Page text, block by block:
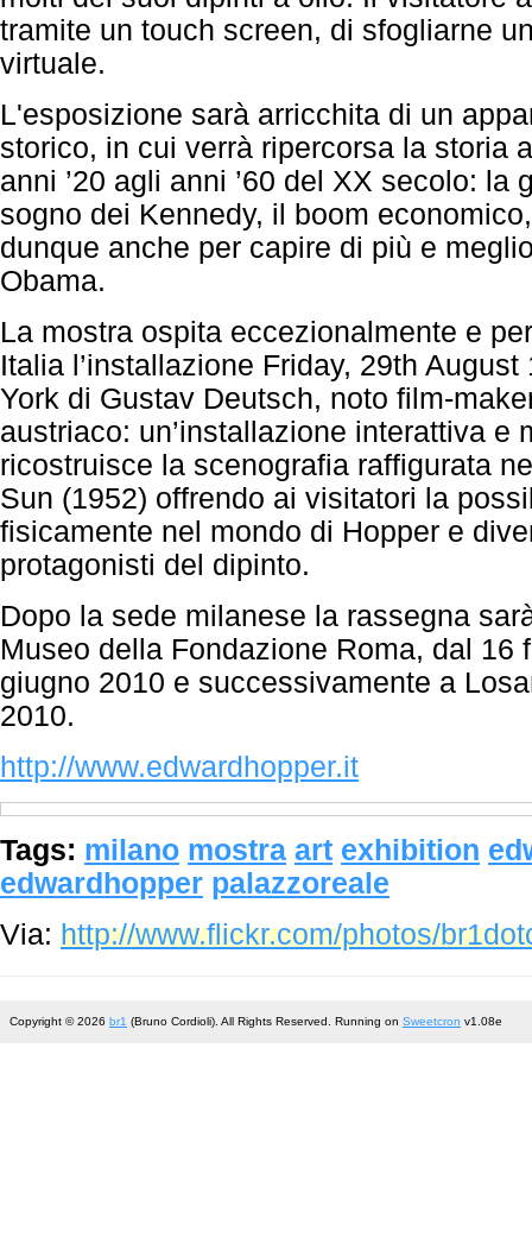
tramite un touch screen, di sfogliarne
virtuale.
L'esposizione sarà arricchita di un
storico, in cui verrà ripercorsa la storia
anni ’20 agli anni ’60 del XX secolo: la
sogno dei Kennedy, il boom
dunque anche per capire di più e
Obama.
La mostra ospita eccezionalmente e
Italia l’installazione Friday, 29th
York di Gustav Deutsch, noto film-
austriaco: un’installazione interattiva e
ricostruisce la scenografia raffigurata
Sun (1952) offrendo ai visitatori la
fisicamente nel mondo di Hopper e
protagonisti del dipinto.
Dopo la sede milanese la rassegna
Museo della Fondazione Roma, dal 16
giugno 2010 e successivamente a
2010.
http://www.edwardhopper.it
Tags: milano mostra art exhibition
edwardhopper palazzoreale
Via: http://www.flickr.com/photos/
Copyright © 2026 br1 (Bruno Cordioli). All Rights Reserved. Running on Sweetcron v1.08e